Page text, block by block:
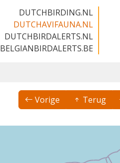
DUTCHBIRDING.NL
DUTCHAVIFAUNA.NL
DUTCHBIRDALERTS.NL
BELGIANBIRDALERTS.BE
Vorige Terug